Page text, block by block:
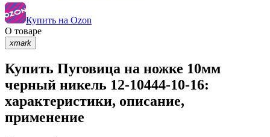
Купить на Ozon
О товаре
xmark
Купить Пуговица на ножке 10мм
черный никель 12-10444-10-16:
характеристики, описание,
применение